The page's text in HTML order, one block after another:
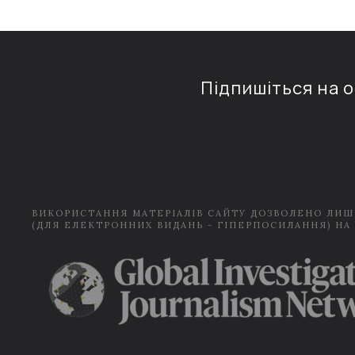
Підпишіться на
ВИКОРИСТАННЯ МАТЕРІАЛІВ САЙТУ ДОЗВОЛЕНО
(ДЛЯ ЕЛЕКТРОННИХ ВИДАНЬ - ГІПЕРПОСИЛАННЯ) НА